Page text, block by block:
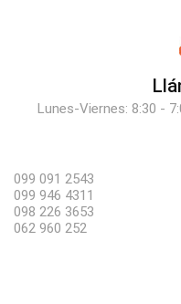
Lunes-Viernes: 8:30 -
099 091 2543
099 946 4311
098 226 3653
062 960 252